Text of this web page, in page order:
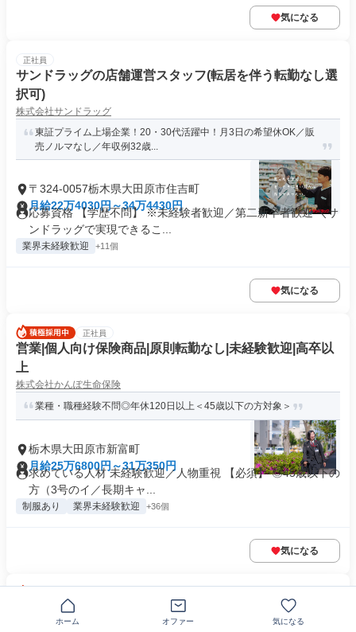
気になる
正社員
サンドラッグの店舗運営スタッフ(転居を伴う転勤なし選
択可)
株式会社サンドラッグ
東証プライム上場企業！20・30代活躍中！月3日の希望休OK／販
売ノルマなし／年収例32歳...
〒324-0057栃木県大田原市住吉町
月給22万4030円～34万4430円
応募資格 【学歴不問】 ※未経験者歓迎／第二新卒者歓迎 ＼サ
ンドラッグで実現できるこ...
業界未経験歓迎 +11個
気になる
正社員
営業|個人向け保険商品|原則転勤なし|未経験歓迎|高卒以
上
株式会社かんぽ生命保険
業種・職種経験不問◎年休120日以上＜45歳以下の方対象＞
栃木県大田原市新富町
月給25万6800円～31万350円
求めている人材 未経験歓迎／人物重視 【必須】 ◎45歳以下の
方（3号のイ／長期キャ...
制服あり 業界未経験歓迎 +36個
気になる
店舗スタッフ 571-R
(株)クスリのアオキ
ホーム オファー 気になる